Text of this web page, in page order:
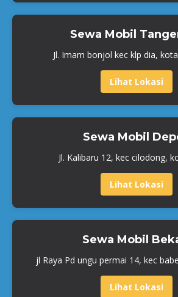
Sewa Mobil
Jl. Imam bonjol kec klp dia,
Lihat Lokasi
Sewa Mobil
Jl. Kalibaru 12, kec cilodong,
Lihat Lokasi
Sewa Mobil
jl Raya Pd ungu permai 14, kec
Lihat Lokasi